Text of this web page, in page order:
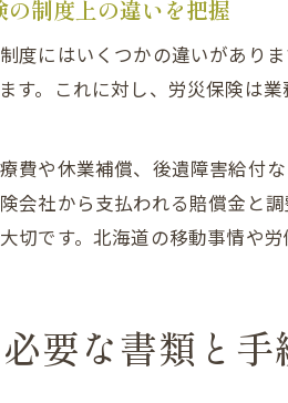
制度上の違いを把握
度にはいくつかの違いがあり
す。これに対し、労災保険は
費や休業補償、後遺障害給付
会社から支払われる賠償金と
切です。北海道の移動事情や
要な書類と